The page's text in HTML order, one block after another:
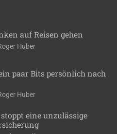
auf Reisen gehen
Huber
paar Bits persönlich nach
Huber
eine unzulässige